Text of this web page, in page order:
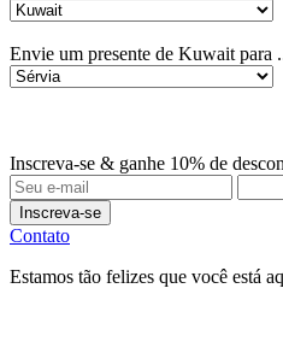
Envie um presente de Kuwait para
Inscreva-se & ganhe 10% de
Inscreva-se
Contato
Estamos tão felizes que você está